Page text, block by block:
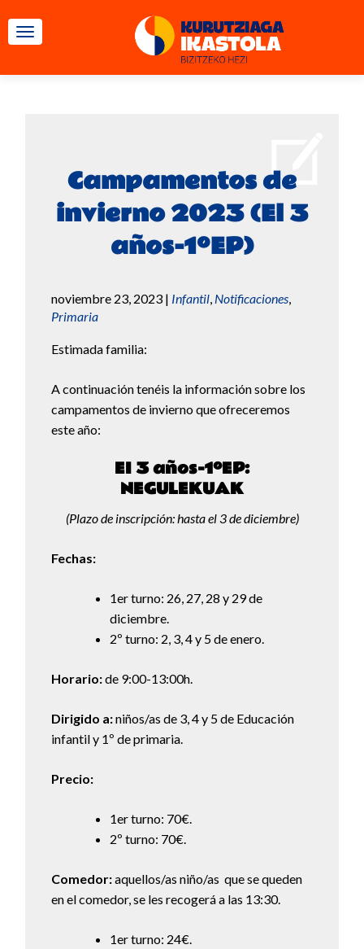
CAMBIAR NAVEGACIÓN
Campamentos de
invierno 2023 (El 3
años-1ºEP)
noviembre 23, 2023 | Infantil, Notificaciones,
Primaria
Estimada familia:
A continuación tenéis la información sobre los
campamentos de invierno que ofreceremos
este año:
EI 3 años-1ºEP:
NEGULEKUAK
(Plazo de inscripción: hasta el 3 de diciembre)
Fechas:
1er turno: 26, 27, 28 y 29 de
diciembre.
2º turno: 2, 3, 4 y 5 de enero.
Horario:de 9:00-13:00h.
Dirigido a:niños/as de 3, 4 y 5 de Educación
infantil y 1º de primaria.
Precio:
1er turno: 70€.
2º turno: 70€.
Comedor:aquellos/as niño/as que se queden
en el comedor, se les recogerá a las 13:30.
1er turno: 24€.